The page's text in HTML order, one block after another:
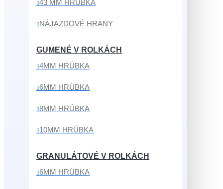
43 MM HRÚBKA
NÁJAZDOVÉ HRANY
GUMENÉ V ROLKÁCH
4MM HRÚBKA
6MM HRÚBKA
8MM HRÚBKA
10MM HRÚBKA
GRANULÁTOVÉ V ROLKÁCH
6MM HRÚBKA